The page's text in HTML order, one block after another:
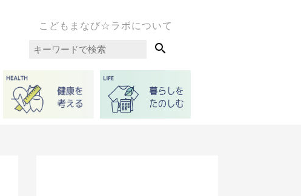
こどもまなび☆ラボについて
